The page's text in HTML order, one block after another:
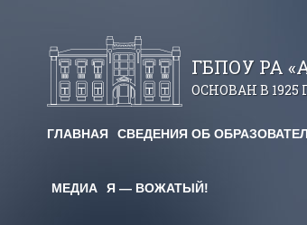
ГБПОУ РА
ОСНОВАН В 1925
ГЛАВНАЯ СВЕДЕНИЯ ОБ
МЕДИА Я — ВОЖАТЫЙ!